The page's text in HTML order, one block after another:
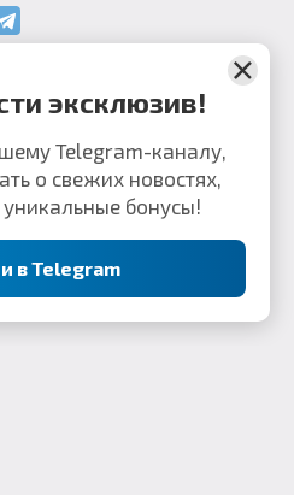
эксклюзив!
Telegram-каналу,
о свежих новостях,
уникальные бонусы!
в Telegram